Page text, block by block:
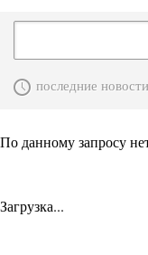
последние новости
По данному запросу
Загрузка...